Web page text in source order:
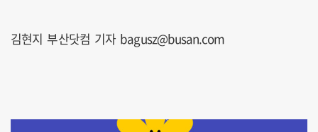
김현지 부산닷컴 기자 bagusz@busan.com